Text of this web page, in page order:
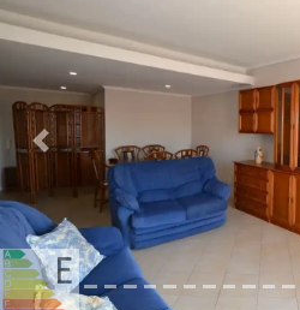
Termes
et
conditions
Témoignages
Conseils
Juridiques
Previous